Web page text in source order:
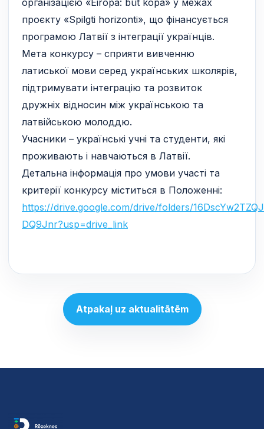
проєкту «Spilgti horizonti», що фінансується
програмою Латвії з інтеграції українців.
Мета конкурсу – сприяти вивченню
латиської мови серед українських школярів,
підтримувати інтеграцію та розвиток
дружніх відносин між українською та
латвійською молоддю.
Учасники – українські учні та студенти, які
проживають і навчаються в Латвії.
Детальна інформація про умови участі та
критерії конкурсу міститься в Положенні:
https://drive.google.com/drive/folders/
DQ9Jnr?usp=drive_link
Atpakaļ uz aktualitātēm